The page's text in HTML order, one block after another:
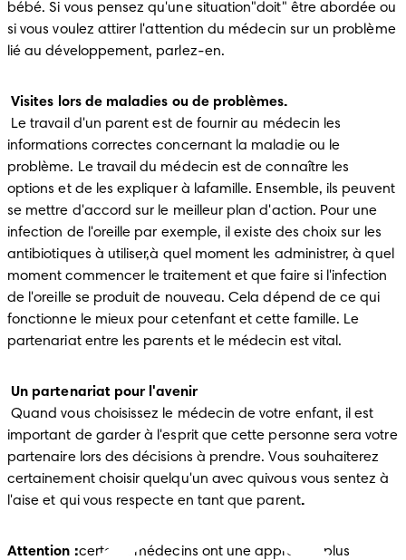
bébé. Si vous pensez qu'une situation"doit" être abordée ou
si vous voulez attirer l'attention du médecin sur un problème
lié au développement, parlez-en.
Visites lors de maladies ou de problèmes.
informations correctes concernant la maladie ou le
problème. Le travail du médecin est de connaître les
options et de les expliquer à lafamille. Ensemble, ils peuvent
se mettre d'accord sur le meilleur plan d'action. Pour une
infection de l'oreille par exemple, il existe des choix sur les
antibiotiques à utiliser,à quel moment les administrer, à quel
moment commencer le traitement et que faire si l'infection
de l'oreille se produit de nouveau. Cela dépend de ce qui
fonctionne le mieux pour cetenfant et cette famille. Le
partenariat entre les parents et le médecin est vital.
Un partenariat pour l'avenir
Quand vous choisissez le médecin de votre enfant, il est
important de garder à l'esprit que cette personne sera votre
partenaire lors des décisions à prendre. Vous souhaiterez
certainement choisir quelqu'un avec quivous vous sentez à
l'aise et qui vous respecte en tant que parent.
Attention :certains médecins ont une approche plus